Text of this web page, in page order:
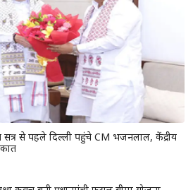
सत्र से पहले दिल्ली पहुंचे CM भजनलाल, केंद्रीय